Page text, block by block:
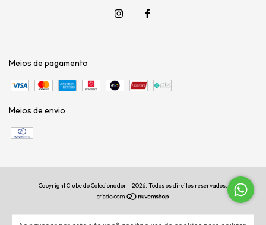
Meios de pagamento
Meios de envio
Copyright Clube do Colecionador - 2026. Todos os direitos reservados.